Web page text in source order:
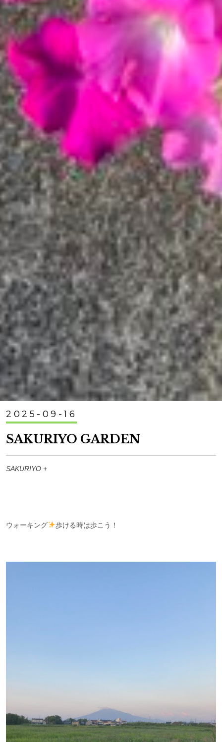
2025-09-16
SAKURIYO GARDEN
SAKURIYO +
ウォーキング 歩ける時は歩こう！